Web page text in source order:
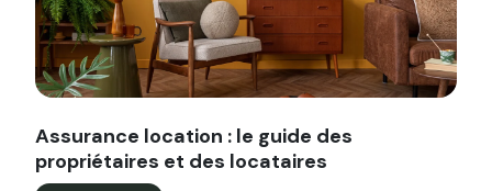
Image illustrant l'article "Assurance location : le guide
Assurance location : le guide des
propriétaires et des locataires